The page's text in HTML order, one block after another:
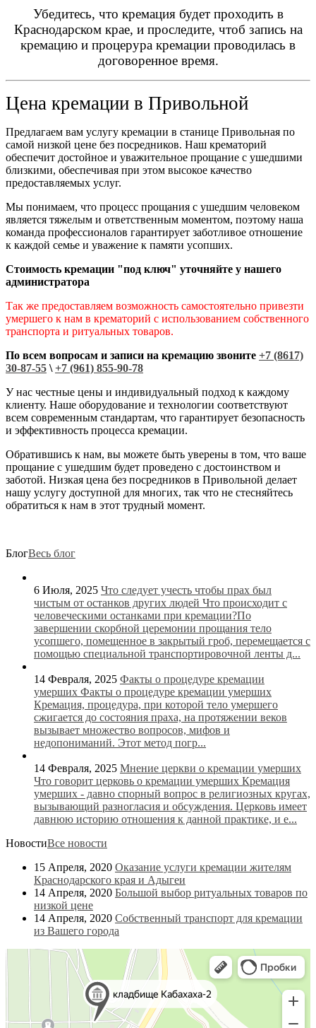
Убедитесь, что кремация будет проходить в
Краснодарском крае, и проследите, чтоб запись на
кремацию и процерура кремации проводилась в
договоренное время.
Цена кремации в Привольной
Предлагаем вам услугу кремации в станице Привольная по
самой низкой цене без посредников. Наш крематорий
обеспечит достойное и уважительное прощание с ушедшими
близкими, обеспечивая при этом высокое качество
предоставляемых услуг.
Мы понимаем, что процесс прощания с ушедшим человеком
является тяжелым и ответственным моментом, поэтому наша
команда профессионалов гарантирует заботливое отношение
к каждой семье и уважение к памяти усопших.
Стоимость кремации "под ключ" уточняйте у нашего
администратора
Так же предоставляем возможность самостоятельно привезти
умершего к нам в крематорий с использованием собственного
транспорта и ритуальных товаров.
По всем вопросам и записи на кремацию звоните +7 (8617)
30-87-55 \+7 (961) 855-90-78
У нас честные цены и индивидуальный подход к каждому
клиенту. Наше оборудование и технологии соответствуют
всем современным стандартам, что гарантирует безопасность
и эффективность процесса кремации.
Обратившись к нам, вы можете быть уверены в том, что ваше
прощание с ушедшим будет проведено с достоинством и
заботой. Низкая цена без посредников в Привольной делает
нашу услугу доступной для многих, так что не стесняйтесь
обратиться к нам в этот трудный момент.
БлогВесь блог
6 Июля, 2025 Что следует учесть чтобы прах был
чистым от останков других людей Что происходит с
человеческими останками при кремации?По
завершении скорбной церемонии прощания тело
усопшего, помещенное в закрытый гроб, перемещается с
помощью специальной транспортировочной ленты д...
14 Февраля, 2025 Факты о процедуре кремации
умерших Факты о процедуре кремации умерших
Кремация, процедура, при которой тело умершего
сжигается до состояния праха, на протяжении веков
вызывает множество вопросов, мифов и
недопониманий. Этот метод погр...
14 Февраля, 2025 Мнение церкви о кремации умерших
Что говорит церковь о кремации умерших Кремация
умерших - давно спорный вопрос в религиозных кругах,
вызывающий разногласия и обсуждения. Церковь имеет
давнюю историю отношения к данной практике, и е...
НовостиВсе новости
15 Апреля, 2020 Оказание услуги кремации жителям
Краснодарского края и Адыгеи
14 Апреля, 2020 Большой выбор ритуальных товаров по
низкой цене
14 Апреля, 2020 Собственный транспорт для кремации
из Вашего города